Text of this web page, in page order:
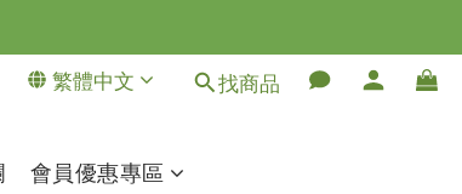
繁體中文 找商品
會員優惠專區